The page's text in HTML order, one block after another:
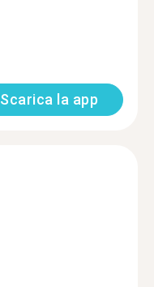
Scarica la app